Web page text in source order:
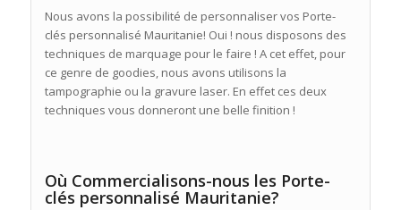
Nous avons la possibilité de personnaliser vos Porte-
clés personnalisé Mauritanie! Oui ! nous disposons des
techniques de marquage pour le faire ! A cet effet, pour
ce genre de goodies, nous avons utilisons la
tampographie ou la gravure laser. En effet ces deux
techniques vous donneront une belle finition !
Où Commercialisons-nous les Porte-
clés personnalisé Mauritanie?